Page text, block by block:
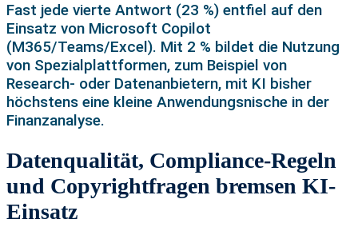
Fast jede vierte Antwort (23 %) entfiel auf den
Einsatz von Microsoft Copilot
(M365/Teams/Excel). Mit 2 % bildet die Nutzung
von Spezialplattformen, zum Beispiel von
Research- oder Datenanbietern, mit KI bisher
höchstens eine kleine Anwendungsnische in der
Finanzanalyse.
Datenqualität, Compliance-Regeln
und Copyrightfragen bremsen KI-
Einsatz